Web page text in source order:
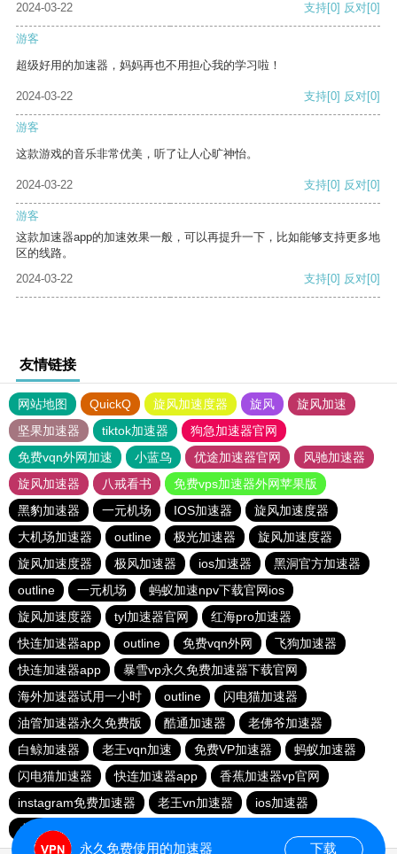
2024-03-22
支持[0] 反对[0]
游客
超级好用的加速器，妈妈再也不用担心我的学习啦！
2024-03-22 支持[0] 反对[0]
游客
这款游戏的音乐非常优美，听了让人心旷神怡。
2024-03-22 支持[0] 反对[0]
游客
这款加速器app的加速效果一般，可以再提升一下，比如能够支持更多地
区的线路。
2024-03-22
支持[0] 反对[0]
友情链接
网站地图 QuickQ 旋风加速度器 旋风
旋风加速
坚果加速器
tiktok加速器
狗急加速器官网
免费vqn外网加速
小蓝鸟 优途加速器官网
风驰加速器
旋风加速器
八戒看书
免费vps加速器外网苹果版
黑豹加速器
一元机场 IOS加速器
旋风加速度器
大机场加速器
outline 极光加速器
旋风加速度器
旋风加速度器
极风加速器 ios加速器
黑洞官方加速器
outline
一元机场
蚂蚁加速npv下载官网ios
旋风加速度器
tyl加速器官网
红海pro加速器
快连加速器app
outline 免费vqn外网
飞狗加速器
快连加速器app
暴雪vp永久免费加速器下载官网
海外加速器试用一小时
outline
闪电猫加速器
油管加速器永久免费版
酷通加速器
老佛爷加速器
白鲸加速器
老王vqn加速 免费VP加速器
蚂蚁加速器
闪电猫加速器
快连加速器app
香蕉加速器vp官网
instagram免费加速器
老王vn加速器
ios加速器
小猫咪ciash加速器
永久免费使用的加速器 下载